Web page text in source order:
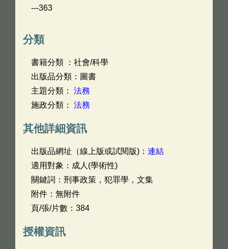
---363
分類
書籍分類 ：社會/科學
出版品分類：圖書
主題分類： 法務
施政分類： 法務
其他詳細資訊
出版品網址（線上版或試閱版)： 連結
適用對象：成人(學術性)
關鍵詞：刑事政策，犯罪學，文集
附件：無附件
頁/張/片數：384
授權資訊